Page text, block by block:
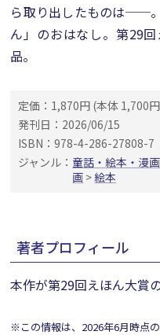
ら取り出したものは──
ん」のおはなし。第29
品。
定価：1,870円 (本体 1,700
発刊日：2026/06/15
ISBN：978-4-286-27808-7
ジャンル： 童話・絵本・漫
画 >絵本
著者プロフィール
本作が第29回えほん大賞
※この情報は、2026年6月時点の